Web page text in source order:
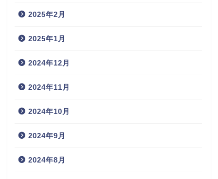
2025年2月
2025年1月
2024年12月
2024年11月
2024年10月
2024年9月
2024年8月